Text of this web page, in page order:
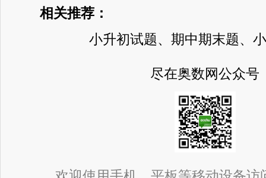
相关推荐：
小升初试题、期中期末题、
尽在奥数网公众号